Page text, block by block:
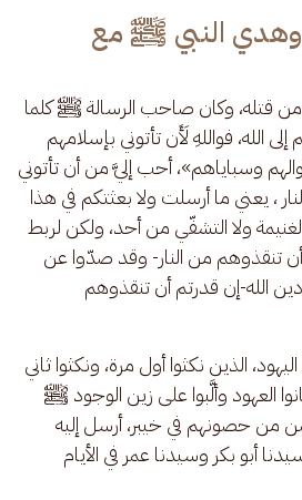
وهدي النبي ﷺ مع
من قتله، وكان صاحب الرسالة ﷺ كلما
الله، فواللهِ لَأَن تأتوني بإسلامهم
وسباياهم»، أحب إليَّ من أن تأتوني
، يعني ما أرسلت ولا بعثتكم في هذا
ولا التشفّي من أحد، ولكن لربط
أن تنقذوهم من النار- وقد صدّوا عن
الله-إن قدرتم أن تنقذوهم
الذين نكثوا أول مرة، ونكثوا ثاني
العهود وألَّبوا على زين الوجود ﷺ
من حصونهم في خيبر، أرسل إليه
أبو بكر وسيدنا عمر في الأيام